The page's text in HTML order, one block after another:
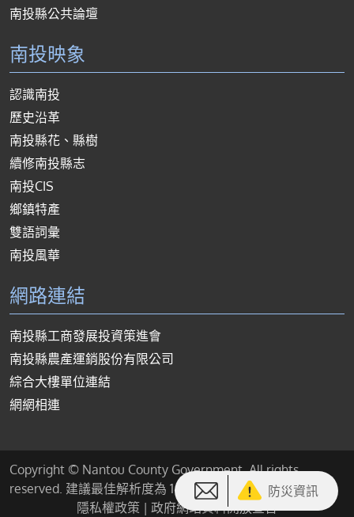
防災資訊
南投縣公共論壇
南投映象
認識南投
歷史沿革
南投縣花、縣樹
續修南投縣志
南投CIS
鄉鎮特產
雙語詞彙
南投風華
網路連結
南投縣工商發展投資策進會
南投縣農產運銷股份有限公司
綜合大樓單位連結
網網相連
Copyright © Nantou County Government. All rights
reserved. 建議最佳解析度為 1440*900 或以上
隱私權政策 | 政府網站資料開放宣告